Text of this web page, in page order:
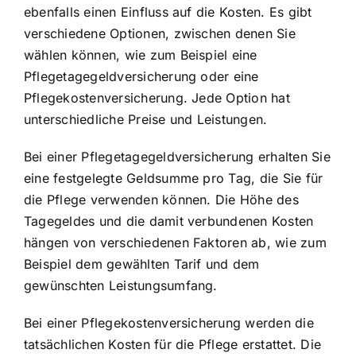
ebenfalls einen Einfluss auf die Kosten. Es gibt
verschiedene Optionen, zwischen denen Sie
wählen können, wie zum Beispiel eine
Pflegetagegeldversicherung oder eine
Pflegekostenversicherung. Jede Option hat
unterschiedliche Preise und Leistungen.
Bei einer Pflegetagegeldversicherung erhalten Sie
eine festgelegte Geldsumme pro Tag, die Sie für
die Pflege verwenden können. Die Höhe des
Tagegeldes und die damit verbundenen Kosten
hängen von verschiedenen Faktoren ab, wie zum
Beispiel dem gewählten Tarif und dem
gewünschten Leistungsumfang.
Bei einer Pflegekostenversicherung werden die
tatsächlichen Kosten für die Pflege erstattet. Die